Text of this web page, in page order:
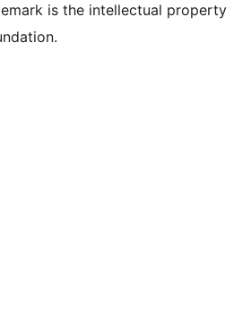
is the intellectual property